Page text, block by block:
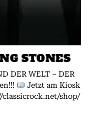
STONES
DER WELT – DER
Jetzt am Kiosk
shop/